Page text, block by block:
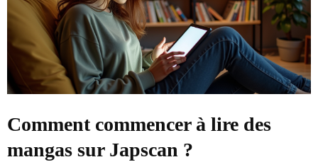
Comment commencer à lire des
mangas sur Japscan ?